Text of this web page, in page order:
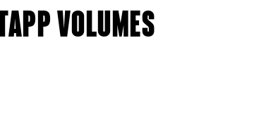
VOLUMES